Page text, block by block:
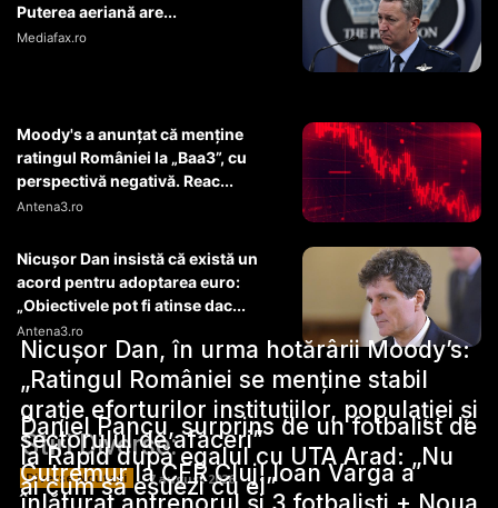
Puterea aeriană are...
Mediafax.ro
Moody's a anunțat că menține
ratingul României la „Baa3”, cu
perspectivă negativă. Reac...
Antena3.ro
Nicușor Dan insistă că există un
acord pentru adoptarea euro:
„Obiectivele pot fi atinse dac...
Antena3.ro
Stiri Diverse:
Nicușor Dan, în urma hotărârii Moody’s:
„Ratingul României se menține stabil
grație eforturilor instituțiilor, populației și
sectorului de afaceri”
Diverse Noutati 7 august 2026
Daniel Pancu, surprins de un fotbalist de
la Rapid după egalul cu UTA Arad: „Nu
ai cum să eșuezi cu el”
Cutremur la CFR Cluj! Ioan Varga a